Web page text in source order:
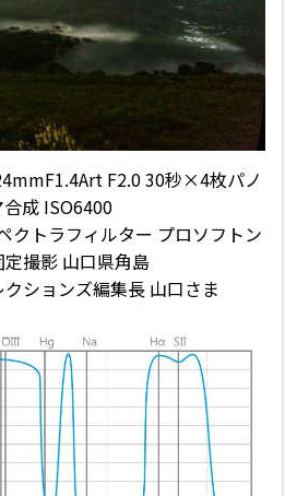
F2.0 30秒×4枚パノ
合成 ISO6400
クトラフィルター プロソフトン
定撮影 山口県角島
ションズ編集長 山口さま